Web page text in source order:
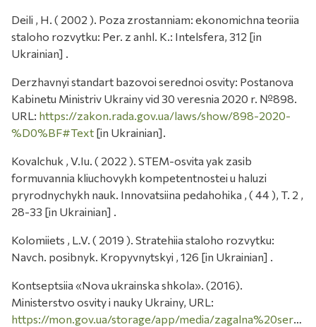
Deili , H. ( 2002 ). Poza zrostanniam: ekonomichna teoriia
staloho rozvytku: Per. z anhl. K.: Intelsfera, 312 [in
Ukrainian] .
Derzhavnyi standart bazovoi serednoi osvity: Postanova
Kabinetu Ministriv Ukrainy vid 30 veresnia 2020 r. №898.
URL: https://zakon.rada.gov.ua/laws/show/898-2020-
%D0%BF#Text [in Ukrainian].
Kovalchuk , V.Iu. ( 2022 ). STEM-osvita yak zasib
formuvannia kliuchovykh kompetentnostei u haluzi
pryrodnychykh nauk. Innovatsiina pedahohika , ( 44 ), T. 2 ,
28-33 [in Ukrainian] .
Kolomiiets , L.V. ( 2019 ). Stratehiia staloho rozvytku:
Navch. posibnyk. Kropyvnytskyi , 126 [in Ukrainian] .
Kontseptsiia «Nova ukrainska shkola». (2016).
Ministerstvo osvity i nauky Ukrainy, URL:
https://mon.gov.ua/storage/app/media/